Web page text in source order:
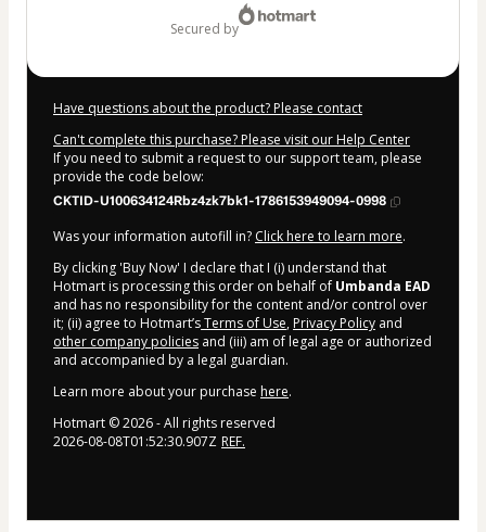
secured by
Have questions about the product? Please contact
Can't complete this purchase? Please visit our Help Center
If you need to submit a request to our support team, please
provide the code below:
CKTID-U100634124Rbz4zk7bk1-1786153949094-0998
Was your information autofill in? Click here to learn more.
By clicking 'Buy Now' I declare that I (i) understand that
Hotmart is processing this order on behalf of Umbanda EAD
and has no responsibility for the content and/or control over
it; (ii) agree to Hotmart’sTerms of Use, Privacy Policy and
other company policies and (iii) am of legal age or authorized
and accompanied by a legal guardian.
Learn more about your purchase here.
Hotmart ©2026- All rights reserved
2026-08-08T01:52:30.907Z REF.